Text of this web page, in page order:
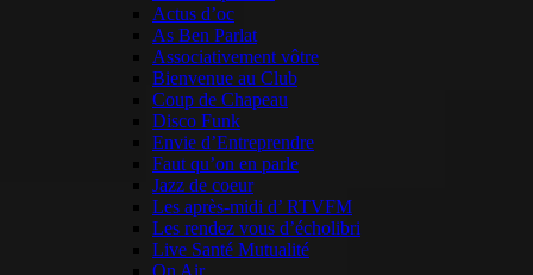
Actus d’oc
As Ben Parlat
Associativement vôtre
Bienvenue au Club
Coup de Chapeau
Disco Funk
Envie d’Entreprendre
Faut qu’on en parle
Jazz de coeur
Les après-midi d’ RTVFM
Les rendez vous d’écholibri
Live Santé Mutualité